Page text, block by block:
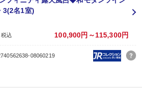
3(2名1室)
込 100,900円～115,300円
08060219